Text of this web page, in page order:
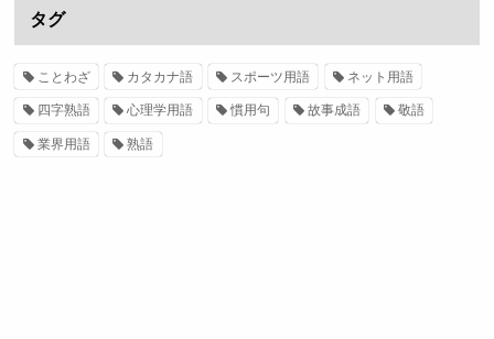
タグ
ことわざ カタカナ語 スポーツ用語 ネット用語
四字熟語 心理学用語 慣用句 故事成語 敬語
業界用語 熟語